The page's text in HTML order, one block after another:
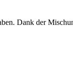
Dank der